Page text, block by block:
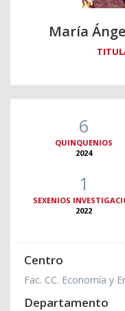
María
6
QUINQUENIOS
2024
1
SEXENIOS
2022
Centro
Fac. CC. Economía y
Departamento